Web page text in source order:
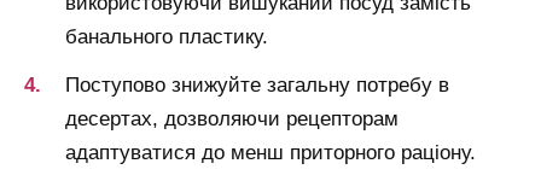
банального пластику.
Поступово знижуйте загальну потребу в
десертах, дозволяючи рецепторам
адаптуватися до менш приторного раціону.